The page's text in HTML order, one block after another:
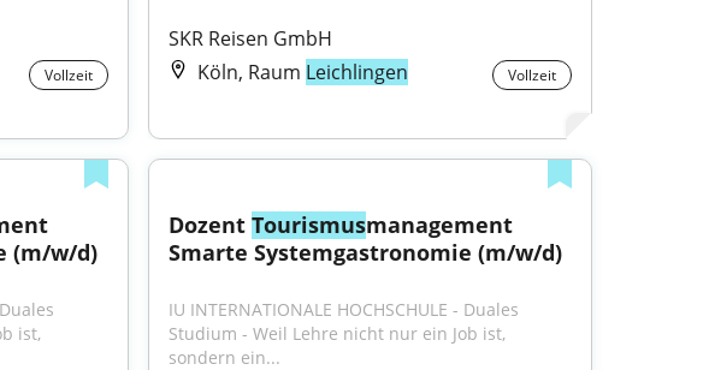
Vollzeit
SKR Reisen GmbH
Köln, Raum Leichlingen Vollzeit
(m/w/d)
ist,
Dozent Tourismusmanagement
Smarte Systemgastronomie (m/w/d)
IU INTERNATIONALE HOCHSCHULE - Duales
Studium - Weil Lehre nicht nur ein Job ist,
sondern ein...